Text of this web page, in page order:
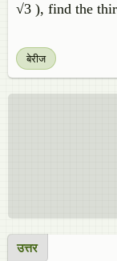
√3 ), find the
बेरीज
उत्तर